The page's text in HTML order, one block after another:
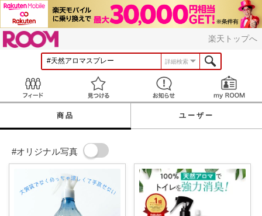
楽天トップへ
詳細検索
見つける お知らせ
商品 ユーザー
#オリジナル写真